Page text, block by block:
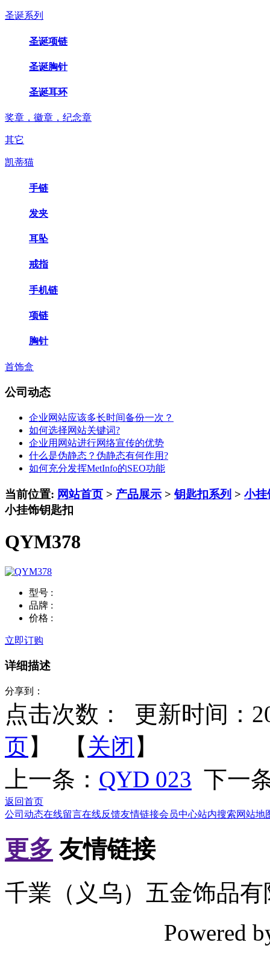
圣诞系列
圣诞项链
圣诞胸针
圣诞耳环
奖章，徽章，纪念章
其它
凯蒂猫
手链
发夹
耳坠
戒指
手机链
项链
胸针
首饰盒
公司动态
企业网站应该多长时间备份一次？
如何选择网站关键词?
企业用网站进行网络宣传的优势
什么是伪静态？伪静态有何作用?
如何充分发挥MetInfo的SEO功能
当前位置: 网站首页 > 产品展示 >钥匙扣系列 > 小挂
小挂饰钥匙扣
QYM378
型号 :
品牌 :
价格 :
立即订购
详细描述
分享到：
点击次数：
更新时间：
页】 【 关闭 】
上一条： QYD 023 下一
返回首页
公司动态在线留言在线反馈友情链接会员中心站内搜索网站地
更多 友情链接
千業（义乌）五金饰品
Powered